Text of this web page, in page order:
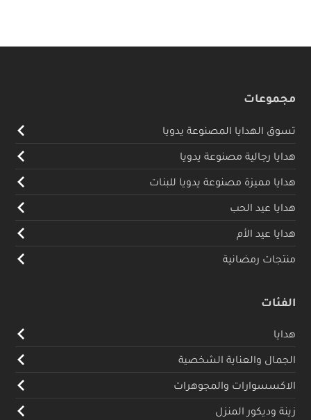
مجموعات
تسوق الهدايا المصنوعة يدويا
هدايا رجالية مصنوعة يدويا
هدايا مميزة مصنوعة يدويا للبنات
هدايا عيد الحب
هدايا عيد الأم
منتجات رمضانية
الفئات
هدايا
الجمال والعناية الشخصية
الاكسسوارات والمجوهرات
زينة وديكور المنزل